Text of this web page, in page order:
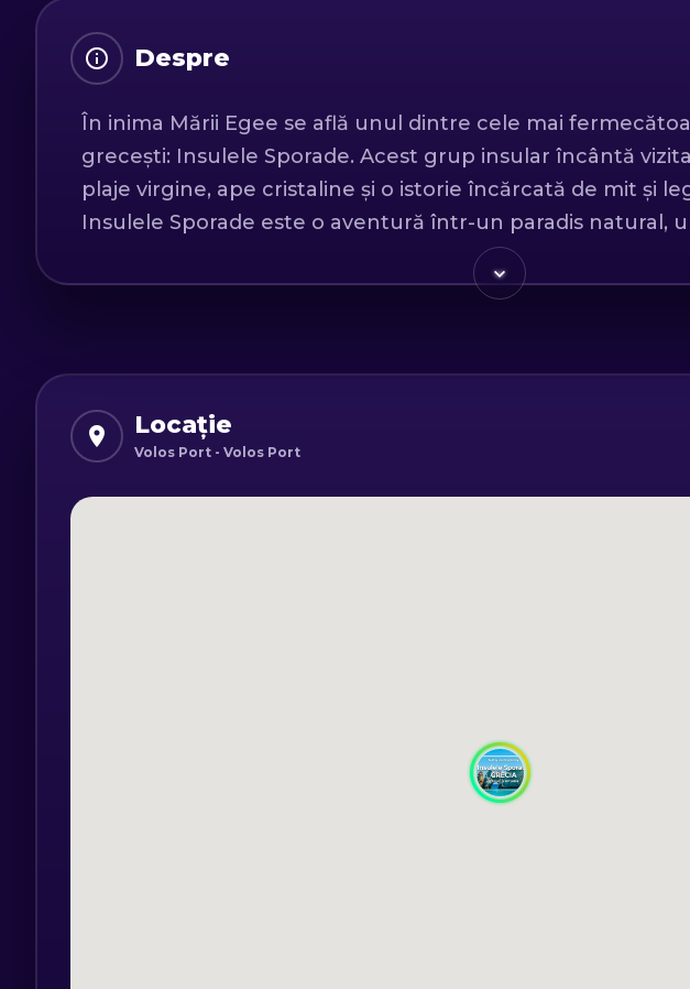
Despre
În inima Mării Egee se află unul dintre cele mai
grecești: Insulele Sporade. Acest grup insular încântă
plaje virgine, ape cristaline și o istorie încărcată de mit și
Insulele Sporade este o aventură într-un paradis natural,
plaje din lume. Skiathos Town impresionează cu străzile
viață, cu taverne tradiționale, magazine și terase pitorești,
Skopelos este, de asemenea, locul de naștere al unei
celebre, întrucât a servit ca locație pentru filmările peliculei
Locație
Volos Port - Volos Port